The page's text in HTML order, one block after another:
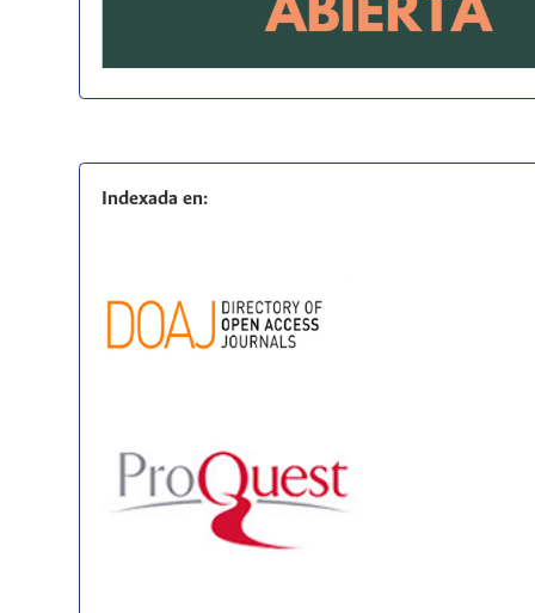
Indexada en: